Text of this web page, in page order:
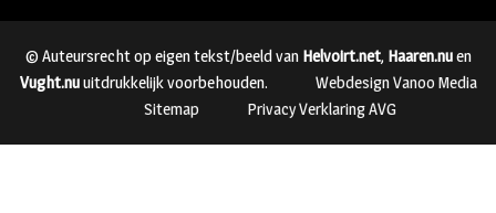
© Auteursrecht op eigen tekst/beeld van Helvoirt.net, Haaren.nuen
Vught.nuuitdrukkelijk voorbehouden.
Webdesign Vanoo Media
Sitemap
Privacy Verklaring AVG